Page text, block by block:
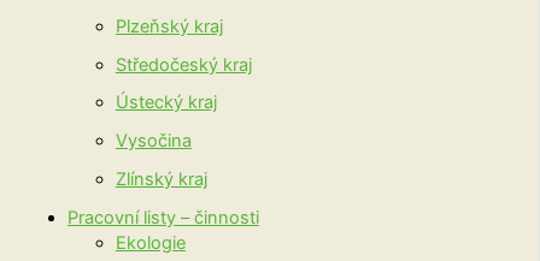
Plzeňský kraj
Středočeský kraj
Ústecký kraj
Vysočina
Zlínský kraj
Pracovní listy – činnosti
Ekologie